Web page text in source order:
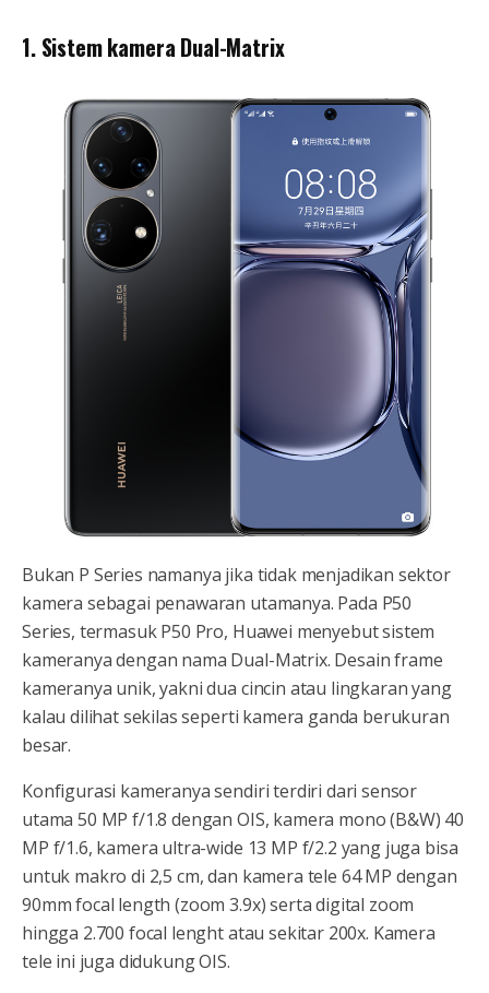
1. Sistem kamera Dual-Matrix
Bukan P Series namanya jika tidak menjadikan sektor
kamera sebagai penawaran utamanya. Pada P50
Series, termasuk P50 Pro, Huawei menyebut sistem
kameranya dengan nama Dual-Matrix. Desain frame
kameranya unik, yakni dua cincin atau lingkaran yang
kalau dilihat sekilas seperti kamera ganda berukuran
besar.
Konfigurasi kameranya sendiri terdiri dari sensor
utama 50 MP f/1.8 dengan OIS, kamera mono (B&W) 40
MP f/1.6, kamera ultra-wide 13 MP f/2.2 yang juga bisa
untuk makro di 2,5 cm, dan kamera tele 64 MP dengan
90mm focal length (zoom 3.9x) serta digital zoom
hingga 2.700 focal lenght atau sekitar 200x. Kamera
tele ini juga didukung OIS.